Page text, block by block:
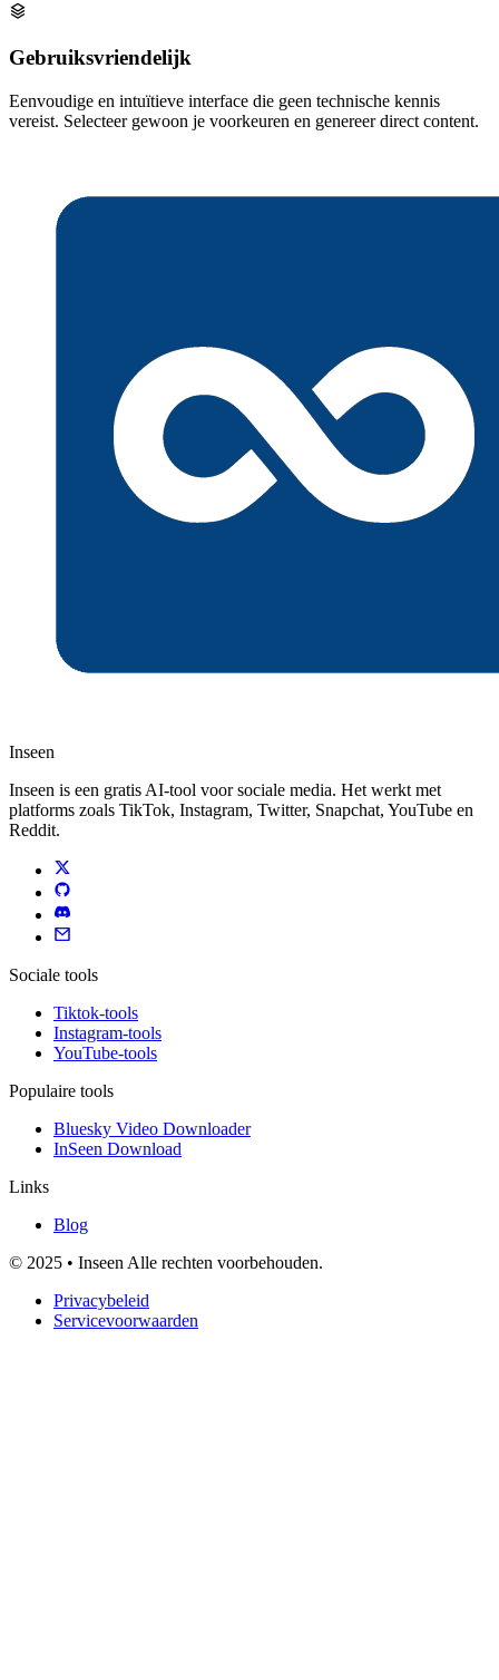
Gebruiksvriendelijk
Eenvoudige en intuïtieve interface die geen technische kennis
vereist. Selecteer gewoon je voorkeuren en genereer direct content.
Inseen
Inseen is een gratis AI-tool voor sociale media. Het werkt met
platforms zoals TikTok, Instagram, Twitter, Snapchat, YouTube en
Reddit.
Sociale tools
Tiktok-tools
Instagram-tools
YouTube-tools
Populaire tools
Bluesky Video Downloader
InSeen Download
Links
Blog
© 2025 • Inseen Alle rechten voorbehouden.
Privacybeleid
Servicevoorwaarden